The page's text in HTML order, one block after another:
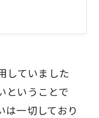
していました
ということで
は一切しており